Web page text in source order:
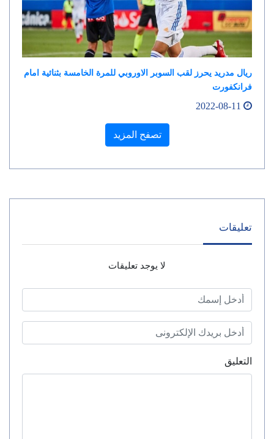
ريال مدريد يحرز لقب السوبر الاوروبي للمرة الخامسة بثنائية امام
فرانكفورت
تصفح المزيد
تعليقات
لا يوجد تعليقات
التعليق